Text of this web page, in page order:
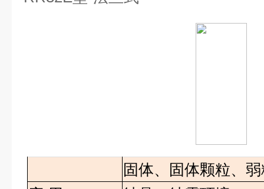
固体、固体颗粒、